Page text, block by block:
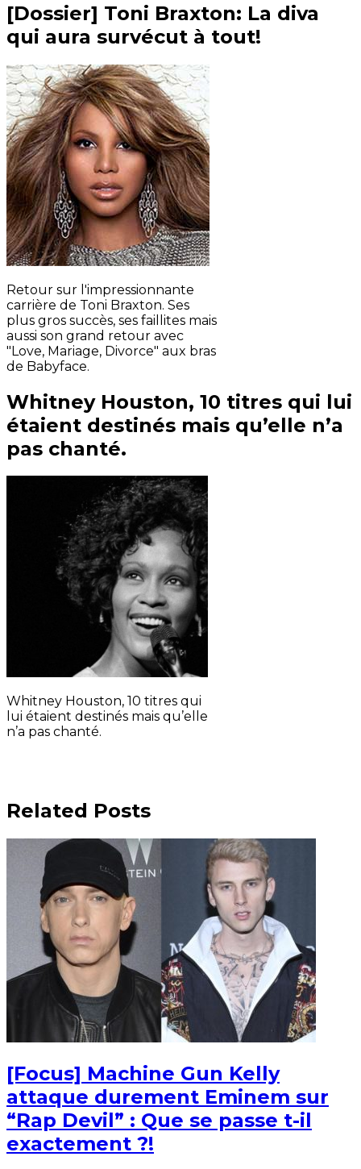
[Dossier] Toni Braxton: La diva
qui aura survécut à tout!
Retour sur l'impressionnante
carrière de Toni Braxton. Ses
plus gros succès, ses faillites mais
aussi son grand retour avec
"Love, Mariage, Divorce" aux bras
de Babyface.
Whitney Houston, 10 titres qui lui
étaient destinés mais qu’elle n’a
pas chanté.
Whitney Houston, 10 titres qui
lui étaient destinés mais qu’elle
n’a pas chanté.
Related Posts
[Focus] Machine Gun Kelly
attaque durement Eminem sur
“Rap Devil” : Que se passe t-il
exactement ?!